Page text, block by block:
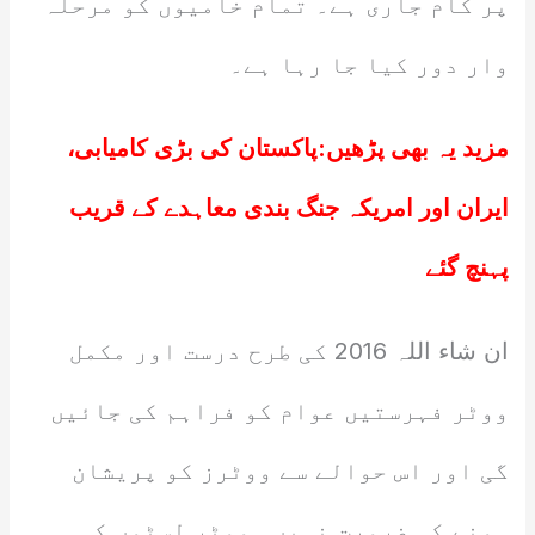
وار دور کیا جا رہا ہے۔
مزید یہ بھی پڑھیں:پاکستان کی بڑی کامیابی،
ایران اور امریکہ جنگ بندی معاہدے کے قریب
پہنچ گئے
ان شاء اللہ 2016 کی طرح درست اور مکمل
ووٹر فہرستیں عوام کو فراہم کی جائیں
گی اور اس حوالے سے ووٹرز کو پریشان